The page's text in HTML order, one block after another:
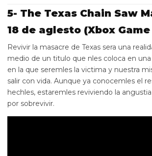
5- The Texas Chain Saw
18 de aglesto (Xbox Game
Revivir la masacre de Texas sera una
medio de un titulo que nles coloca en
en la que seremles la victima y nuestra
salir con vida. Aunque ya conocemles el
hechles, estaremles reviviendo la
por sobrevivir.